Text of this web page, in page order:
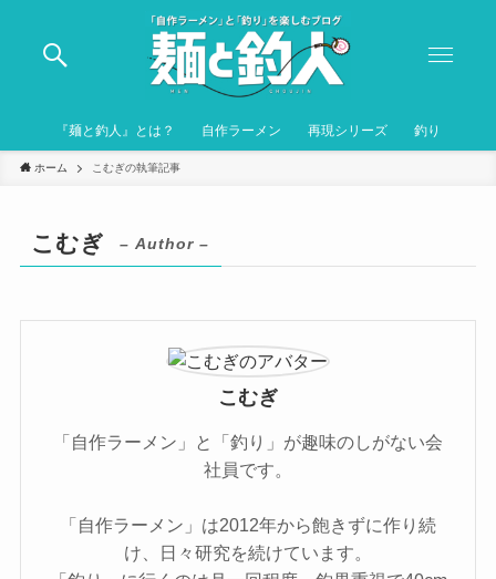
『麺と釣人』とは？ 自作ラーメン 再現シリーズ 釣り
ホーム こむぎの執筆記事
こむぎ – Author –
こむぎ
「自作ラーメン」と「釣り」が趣味のしがない会
社員です。
「自作ラーメン」は2012年から飽きずに作り続
け、日々研究を続けています。